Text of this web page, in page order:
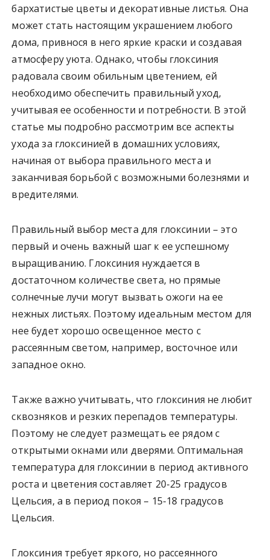
бархатистые цветы и декоративные листья. Она
может стать настоящим украшением любого
дома, привнося в него яркие краски и создавая
атмосферу уюта. Однако, чтобы глоксиния
радовала своим обильным цветением, ей
необходимо обеспечить правильный уход,
учитывая ее особенности и потребности. В этой
статье мы подробно рассмотрим все аспекты
ухода за глоксинией в домашних условиях,
начиная от выбора правильного места и
заканчивая борьбой с возможными болезнями и
вредителями.
Правильный выбор места для глоксинии – это
первый и очень важный шаг к ее успешному
выращиванию. Глоксиния нуждается в
достаточном количестве света, но прямые
солнечные лучи могут вызвать ожоги на ее
нежных листьях. Поэтому идеальным местом для
нее будет хорошо освещенное место с
рассеянным светом, например, восточное или
западное окно.
Также важно учитывать, что глоксиния не любит
сквозняков и резких перепадов температуры.
Поэтому не следует размещать ее рядом с
открытыми окнами или дверями. Оптимальная
температура для глоксинии в период активного
роста и цветения составляет 20-25 градусов
Цельсия, а в период покоя – 15-18 градусов
Цельсия.
Глоксиния требует яркого, но рассеянного